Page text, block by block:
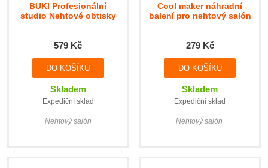
BUKI Profesionální
studio Nehtové obtisky
579 Kč
Skladem
Expediční sklad
Nehtový salón
Cool maker náhradní
balení pro nehtový salón
279 Kč
Skladem
Expediční sklad
Nehtový salón